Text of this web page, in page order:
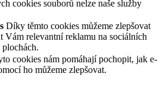
cookies souborů nelze naše služby
Díky těmto cookies můžeme zlepšovat
Vám relevantní reklamu na sociálních
cookies nám pomáhají pochopit, jak e-
ho můžeme zlepšovat.